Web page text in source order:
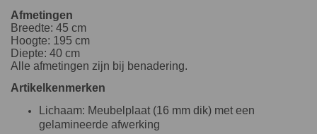
Afmetingen
Breedte: 45 cm
Hoogte: 195 cm
Diepte: 40 cm
Alle afmetingen zijn bij benadering.
Artikelkenmerken
Lichaam: Meubelplaat (16 mm dik) met een
gelamineerde afwerking